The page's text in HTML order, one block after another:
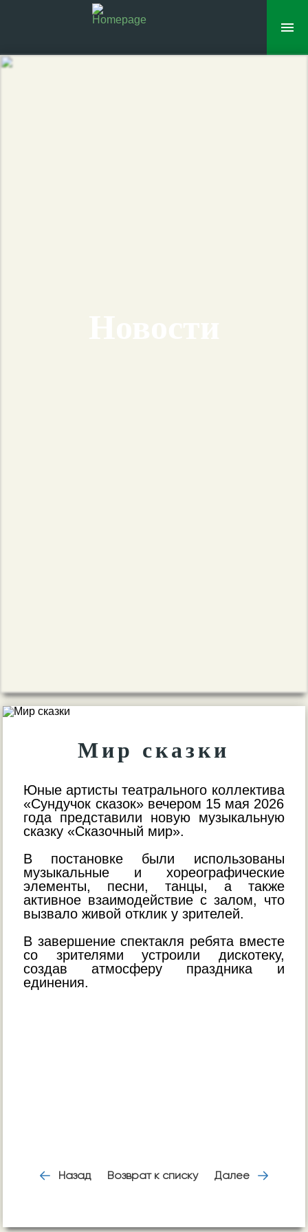
Мир сказки
Юные артисты театрального коллектива
«Сундучок сказок» вечером 15 мая 2026
года представили новую музыкальную
сказку «Сказочный мир».
В постановке были использованы
музыкальные и хореографические
элементы, песни, танцы, а также
активное взаимодействие с залом, что
вызвало живой отклик у зрителей.
В завершение спектакля ребята вместе
со зрителями устроили дискотеку,
создав атмосферу праздника и
единения.
Назад Возврат к списку Далее